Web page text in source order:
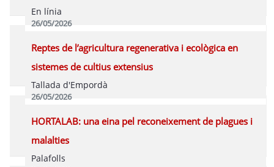
En línia
26/05/2026
Programa
Reptes de l’agricultura regenerativa i ecològica en
sistemes de cultius extensius
Tallada d'Empordà
26/05/2026
Programa
HORTALAB: una eina pel reconeixement de plagues i
malalties
Palafolls